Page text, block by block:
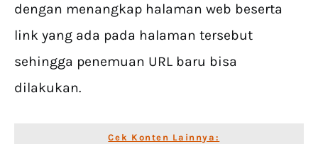
dengan menangkap halaman web beserta
link yang ada pada halaman tersebut
sehingga penemuan URL baru bisa
dilakukan.
Cek Konten Lainnya: